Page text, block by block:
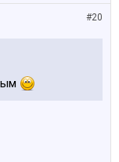
#20